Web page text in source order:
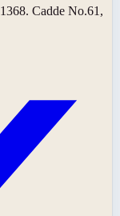
Cadde No.61,